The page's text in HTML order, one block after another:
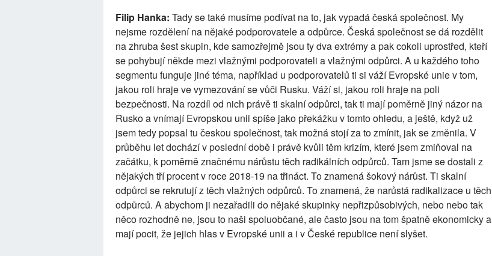
Filip Hanka: Tady se také musíme podívat na to, jak vypadá česká společnost. My
nejsme rozdělení na nějaké podporovatele a odpůrce. Česká společnost se dá rozdělit
na zhruba šest skupin, kde samozřejmě jsou ty dva extrémy a pak cokoli uprostřed, kteří
se pohybují někde mezi vlažnými podporovateli a vlažnými odpůrci. A u každého toho
segmentu funguje jiné téma, například u podporovatelů ti si váží Evropské unie v tom,
jakou roli hraje ve vymezování se vůči Rusku. Váží si, jakou roli hraje na poli
bezpečnosti. Na rozdíl od nich právě ti skalní odpůrci, tak ti mají poměrně jiný názor na
Rusko a vnímají Evropskou unii spíše jako překážku v tomto ohledu, a ještě, když už
jsem tedy popsal tu českou společnost, tak možná stojí za to zmínit, jak se změnila. V
průběhu let dochází v poslední době i právě kvůli těm krizím, které jsem zmiňoval na
začátku, k poměrně značnému nárůstu těch radikálních odpůrců. Tam jsme se dostali z
nějakých tří procent v roce 2018-19 na třináct. To znamená šokový nárůst. Ti skalní
odpůrci se rekrutují z těch vlažných odpůrců. To znamená, že narůstá radikalizace u těch
odpůrců. A abychom ji nezařadili do nějaké skupinky nepřizpůsobivých, nebo nebo tak
něco rozhodně ne, jsou to naši spoluobčané, ale často jsou na tom špatně ekonomicky a
mají pocit, že jejich hlas v Evropské unii a i v České republice není slyšet.